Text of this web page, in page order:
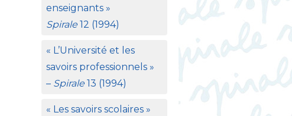
enseignants »
Spirale12 (1994)
« L’Université et les
savoirs professionnels »
– Spirale13 (1994)
« Les savoirs scolaires »